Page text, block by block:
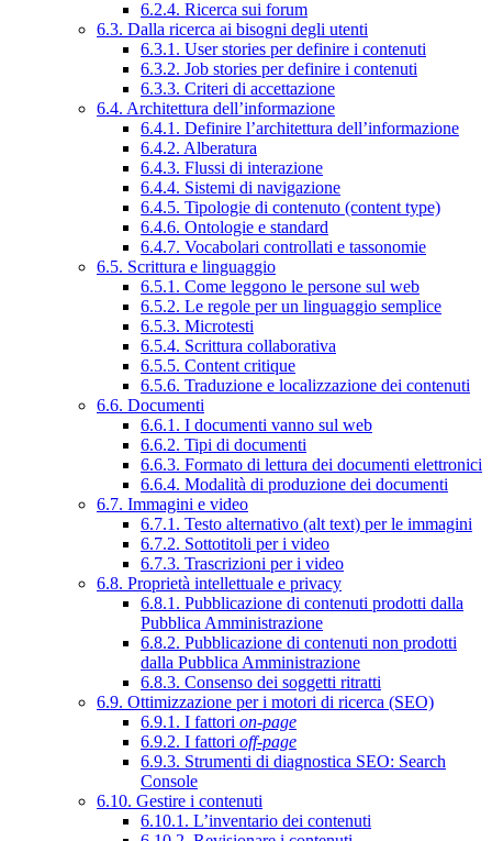
6.2.4. Ricerca sui forum
6.3. Dalla ricerca ai bisogni degli utenti
6.3.1. User stories per definire i contenuti
6.3.2. Job stories per definire i contenuti
6.3.3. Criteri di accettazione
6.4. Architettura dell’informazione
6.4.1. Definire l’architettura dell’informazione
6.4.2. Alberatura
6.4.3. Flussi di interazione
6.4.4. Sistemi di navigazione
6.4.5. Tipologie di contenuto (content type)
6.4.6. Ontologie e standard
6.4.7. Vocabolari controllati e tassonomie
6.5. Scrittura e linguaggio
6.5.1. Come leggono le persone sul web
6.5.2. Le regole per un linguaggio semplice
6.5.3. Microtesti
6.5.4. Scrittura collaborativa
6.5.5. Content critique
6.5.6. Traduzione e localizzazione dei contenuti
6.6. Documenti
6.6.1. I documenti vanno sul web
6.6.2. Tipi di documenti
6.6.3. Formato di lettura dei documenti elettronici
6.6.4. Modalità di produzione dei documenti
6.7. Immagini e video
6.7.1. Testo alternativo (alt text) per le immagini
6.7.2. Sottotitoli per i video
6.7.3. Trascrizioni per i video
6.8. Proprietà intellettuale e privacy
6.8.1. Pubblicazione di contenuti prodotti dalla
Pubblica Amministrazione
6.8.2. Pubblicazione di contenuti non prodotti
dalla Pubblica Amministrazione
6.8.3. Consenso dei soggetti ritratti
6.9. Ottimizzazione per i motori di ricerca (SEO)
6.9.1. I fattori on-page
6.9.2. I fattori off-page
6.9.3. Strumenti di diagnostica SEO: Search
Console
6.10. Gestire i contenuti
6.10.1. L’inventario dei contenuti